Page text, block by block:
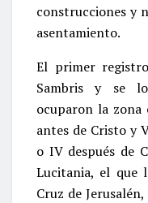
construcciones y
asentamiento.
El primer
Sambris y se
ocuparon la
antes de Cristo y
o IV después de
Lucitania, el que
Cruz de